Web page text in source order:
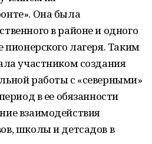
Она была
в районе и одного
пионерского лагеря. Таким
участником создания
работы с «северными»
в ее обязанности
взаимодействия
школы и детсадов в